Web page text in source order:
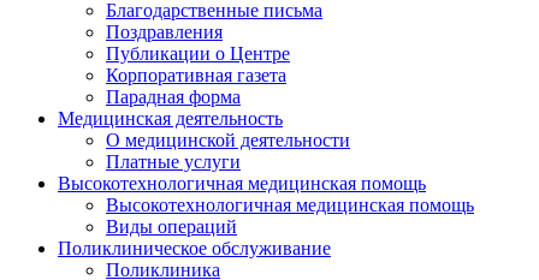
Благодарственные письма
Поздравления
Публикации о Центре
Корпоративная газета
Парадная форма
Медицинская деятельность
О медицинской деятельности
Платные услуги
Высокотехнологичная медицинская помощь
Высокотехнологичная медицинская помощь
Виды операций
Поликлиническое обслуживание
Поликлиника